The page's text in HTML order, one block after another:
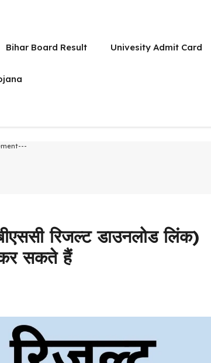
Bihar Board Result Univesity Admit Card
रिजल्ट डाउनलोड लिंक)
कर सकते हैं